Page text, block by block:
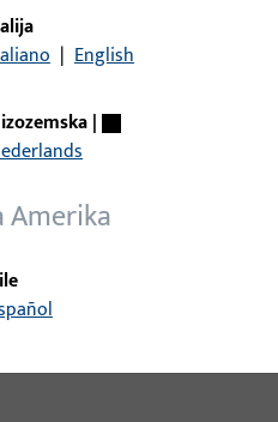
9-47782-00-L-7 | Pokrivna
sve varijante
| English
Nizozemska|
Nederlands
Amerika
Čile